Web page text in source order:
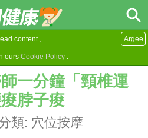
content ,
ours Cookie Policy .
Argee
一分鐘「頸椎運
脖子痠
類: 穴位按摩